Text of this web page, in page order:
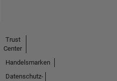
Trust
Center
Handelsmarken
Datenschutz-